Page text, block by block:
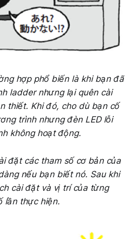
hợp phổ biến là khi bạn đã
ladder nhưng lại quên cài
thiết. Khi đó, cho dù bạn cố
trình nhưng đèn LED lỗi
không hoạt động.
đặt các tham số cơ bản của
nếu bạn biết nó. Sau khi
cài đặt và vị trí của từng
lần thực hiện.